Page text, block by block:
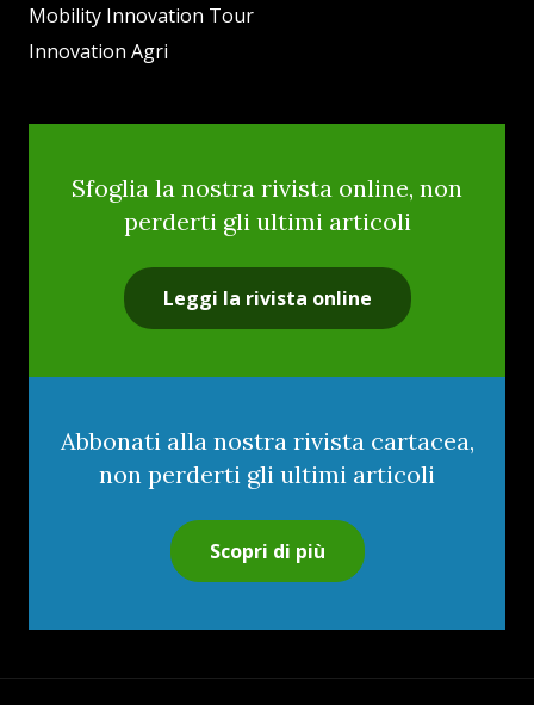
Mobility Innovation Tour
Innovation Agri
Sfoglia la nostra rivista online, non
perderti gli ultimi articoli
Leggi la rivista online
Abbonati alla nostra rivista cartacea,
non perderti gli ultimi articoli
Scopri di più